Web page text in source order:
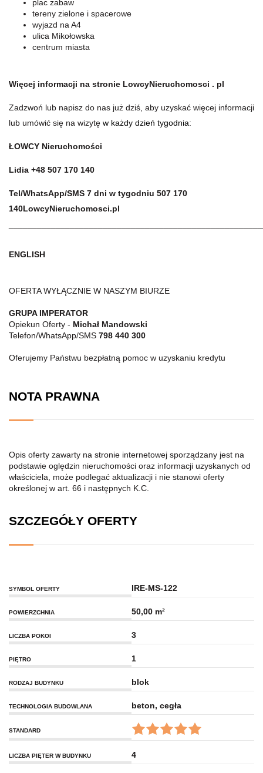
plac zabaw
tereny zielone i spacerowe
wyjazd na A4
ulica Mikołowska
centrum miasta
Więcej informacji na stronie LowcyNieruchomosci . pl
Zadzwoń lub napisz do nas już dziś, aby uzyskać więcej informacji
lub umówić się na wizytę w każdy dzień tygodnia:
ŁOWCY Nieruchomości
Lidia +48 507 170 140
Tel/WhatsApp/SMS 7 dni w tygodniu 507 170
140LowcyNieruchomosci.pl
ENGLISH
OFERTA WYŁĄCZNIE W NASZYM BIURZE
GRUPA IMPERATOR
Opiekun Oferty - Michał Mandowski
Telefon/WhatsApp/SMS 798 440 300
Oferujemy Państwu bezpłatną pomoc w uzyskaniu kredytu
NOTA PRAWNA
Opis oferty zawarty na stronie internetowej sporządzany jest na
podstawie oględzin nieruchomości oraz informacji uzyskanych od
właściciela, może podlegać aktualizacji i nie stanowi oferty
określonej w art. 66 i następnych K.C.
SZCZEGÓŁY OFERTY
SYMBOL OFERTY IRE-MS-122
POWIERZCHNIA 50,00 m²
LICZBA POKOI 3
PIĘTRO 1
RODZAJ BUDYNKU blok
TECHNOLOGIA BUDOWLANA beton, cegła
STANDARD
LICZBA PIĘTER W BUDYNKU 4